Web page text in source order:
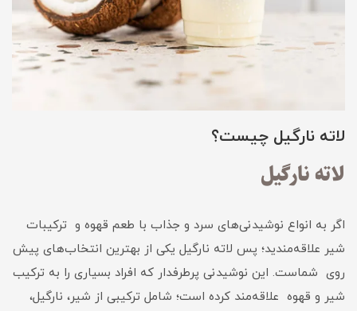
لاته نارگیل چیست؟
لاته نارگیل
اگر به انواع نوشیدنی‌های سرد و جذاب با طعم قهوه و ترکیبات
شیر علاقه‌مندید؛ پس لاته نارگیل یکی از بهترین انتخاب‌های پیش
روی شماست. این نوشیدنی پرطرفدار که افراد بسیاری را به ترکیب
شیر و قهوه علاقه‌مند کرده است؛ شامل ترکیبی از شیر، نارگیل،